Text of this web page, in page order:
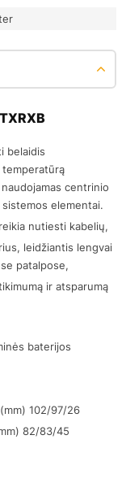
belaidis
centrinio
elementai.
nutiesti kabelių,
leidžiantis lengvai
patalpose,
ir atsparumą
baterijos
102/97/26
82/83/45